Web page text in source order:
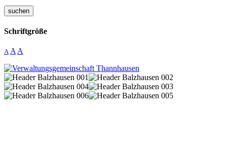
suchen
Schriftgröße
A A A